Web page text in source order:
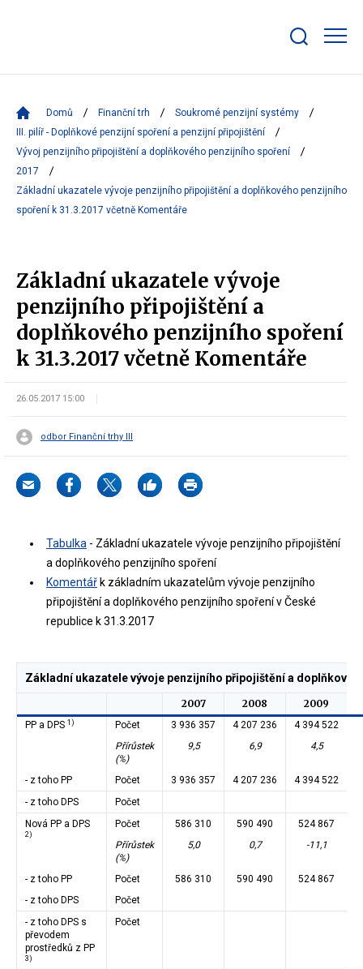
bar
Domů Finanční trh
Soukromé penzijní systémy
III. pilíř - Doplňkové penzijní spoření a penzijní připojištění
Vývoj penzijního připojištění a doplňkového penzijního spoření
2017
Základní ukazatele vývoje penzijního připojištění a doplňkového penzijního
spoření k 31.3.2017 včetně Komentáře
Základní ukazatele vývoje
penzijního připojištění a
doplňkového penzijního spoření
k 31.3.2017 včetně Komentáře
26.05.2017 15:00
odbor Finanční trhy III
Tabulka - Základní ukazatele vývoje penzijního připojištění
a doplňkového penzijního spoření
Komentář k základním ukazatelům vývoje penzijního
připojištění a doplňkového penzijního spoření v České
republice k 31.3.2017
2007 2008 2009
Základní ukazatele vývoje penzijního připojištění a
PP a DPS 1) Počet 3 936 357 4 207 236 4 394 522
Přírůstek
(%)
9,5 6,9 4,5
- z toho PP Počet 3 936 357 4 207 236 4 394 522
- z toho DPS
Počet
Nová PP a DPS
2)
Počet 586 310 590 490 524 867
Přírůstek
(%)
5,0 0,7 -11,1
- z toho PP Počet 586 310 590 490 524 867
- z toho DPS
Počet
- z toho DPS s
převodem
prostředků z PP
3)
Počet